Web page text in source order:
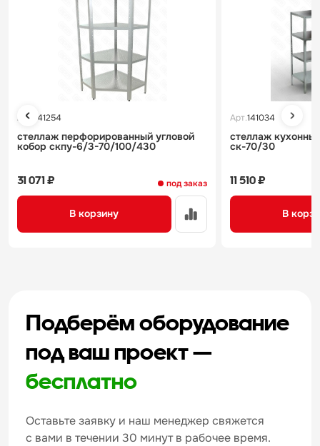
Арт. 141254
стеллаж перфорированный угловой
кобор скпу-6/3-70/100/430
под заказ
31 071 ₽
В корзину
Арт.141034
стеллаж
ск-70/30
11 510 ₽
В
Подберём оборудование
под ваш проект —
бесплатно
Оставьте заявку и наш менеджер свяжется
с вами в течении 30 минут в рабочее время.